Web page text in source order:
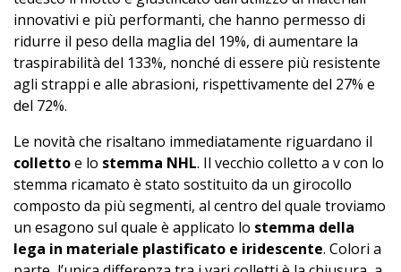
innovativi e più performanti, che hanno permesso di
ridurre il peso della maglia del 19%, di aumentare la
traspirabilità del 133%, nonché di essere più resistente
agli strappi e alle abrasioni, rispettivamente del 27% e
del 72%.
Le novità che risaltano immediatamente riguardano il
collettoe lo stemma NHL. Il vecchio colletto a v con lo
stemma ricamato è stato sostituito da un girocollo
composto da più segmenti, al centro del quale troviamo
un esagono sul quale è applicato lo stemma della
lega in materiale plastificato e iridescente. Colori a